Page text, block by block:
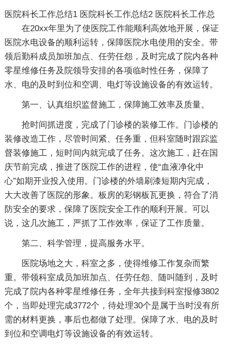
医院科长工作总结1
在20xx年里为了使医院工作能顺利高效地开展，保证
医院水电设备的顺利运转，保障医院水电使用的安全。带
领后勤科成员加班加点、任劳任怨，及时完成了院内各种
零星维修任务及院领导安排的各项临时性任务，保障了
水、电的及时到位和空调、电灯等设施设备的有效运转。
第一、认真组织监督施工，保障施工效率及质量。
抢时间抓进度，完成了门诊楼的装修工作。门诊楼的
装修改造工作，尽管时间紧、任务重，但科室随时跟踪监
督装修施工，短时间内就完成了任务。这次施工，赶在国
庆节前完成，推进了医院工作的进程，使“血液净化中
心”如期开业投入使用。门诊楼的外墙刷漆短期内完成，
大大改善了医院的形象。板房的彩钢板瓦更换，符合了消
防安全的要求，保障了医院安全工作的顺利开展。可以
说，这几次施工，严抓了工作效率，保证了工作质量。
第二、科学管理，提高服务水平。
医院场地之大，科室之多，使得维修工作复杂而繁
重。带领科室成员加班加点、任劳任怨、随叫随到，及时
完成了院内各种零星维修任务，全年共接到科室报修3802
个，当即处理完成3772个，待处理30个是属于当时没有所
需的材料更换，事后也都做了处理。保障了水、电的及时
到位和空调电灯等设施设备的有效运转。
医院科长工作总结2 医院科长工作总